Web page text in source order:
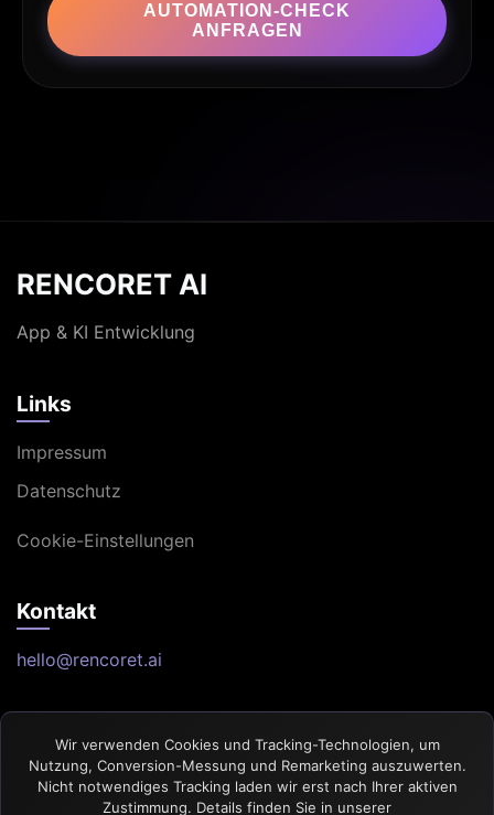
AUTOMATION-CHECK
ANFRAGEN
RENCORET AI
App & KI Entwicklung
Links
Impressum
Datenschutz
Cookie-Einstellungen
Kontakt
hello@rencoret.ai
© 2026 RENCORET AI GmbH. Alle Rechte vorbehalten.
Wir verwenden Cookies und Tracking-Technologien, um
Nutzung, Conversion-Messung und Remarketing auszuwerten.
Nicht notwendiges Tracking laden wir erst nach Ihrer aktiven
Zustimmung. Details finden Sie in unserer